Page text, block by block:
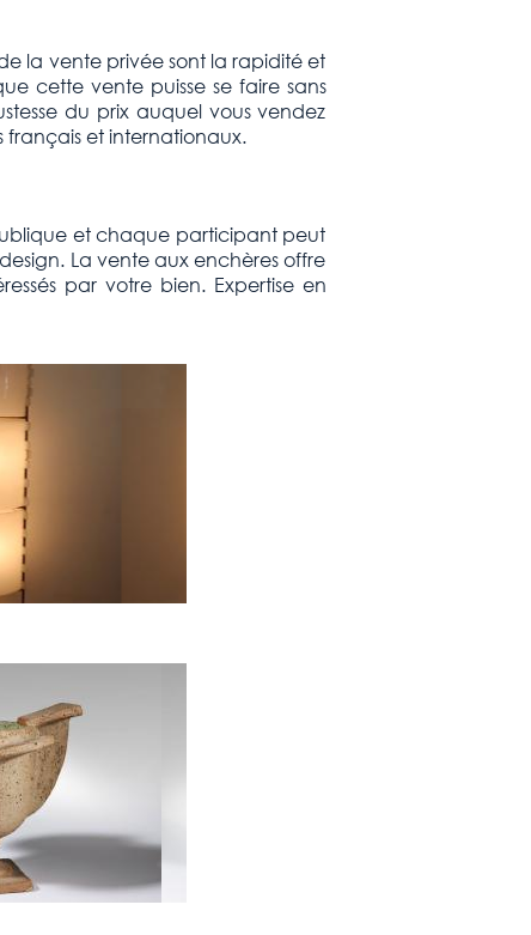
la vente privée sont la rapidité et
cette vente puisse se faire sans
du prix auquel vous vendez
français et internationaux.
et chaque participant peut
La vente aux enchères offre
par votre bien. Expertise en